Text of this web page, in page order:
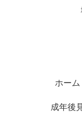
ホーム
成年後